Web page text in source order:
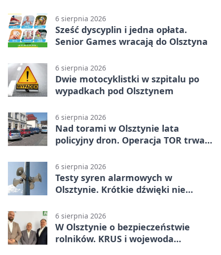
6 sierpnia 2026
Sześć dyscyplin i jedna opłata.
Senior Games wracają do Olsztyna
6 sierpnia 2026
Dwie motocyklistki w szpitalu po
wypadkach pod Olsztynem
6 sierpnia 2026
Nad torami w Olsztynie lata
policyjny dron. Operacja TOR trwa
6 sierpnia 2026
Testy syren alarmowych w
Olsztynie. Krótkie dźwięki nie
6 sierpnia 2026
W Olsztynie o bezpieczeństwie
rolników. KRUS i wojewoda